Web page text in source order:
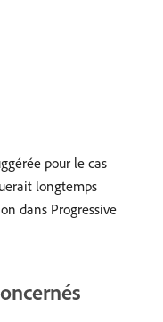
pour le cas
longtemps
dans Progressive